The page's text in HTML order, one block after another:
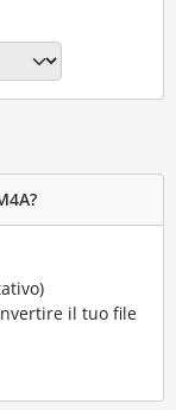
il tuo file